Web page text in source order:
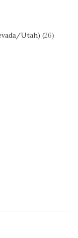
Utah) (26)